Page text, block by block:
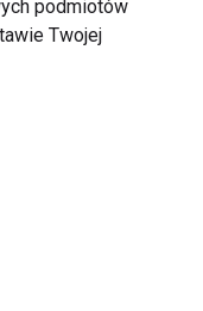
podmiotów
Twojej